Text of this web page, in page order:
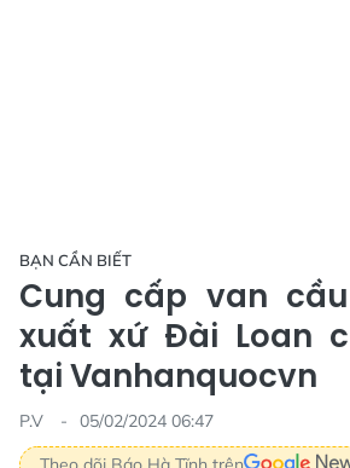
BẠN CẦN BIẾT
Cung cấp van
xuất xứ Đài Loan
tại Vanhanquocvn
P.V
05/02/2024 06:47